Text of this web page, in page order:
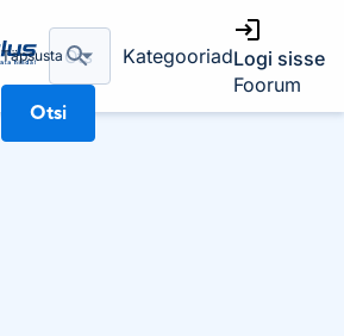
Täpsusta
Otsi
KategooriadLogi sisse
Foorum